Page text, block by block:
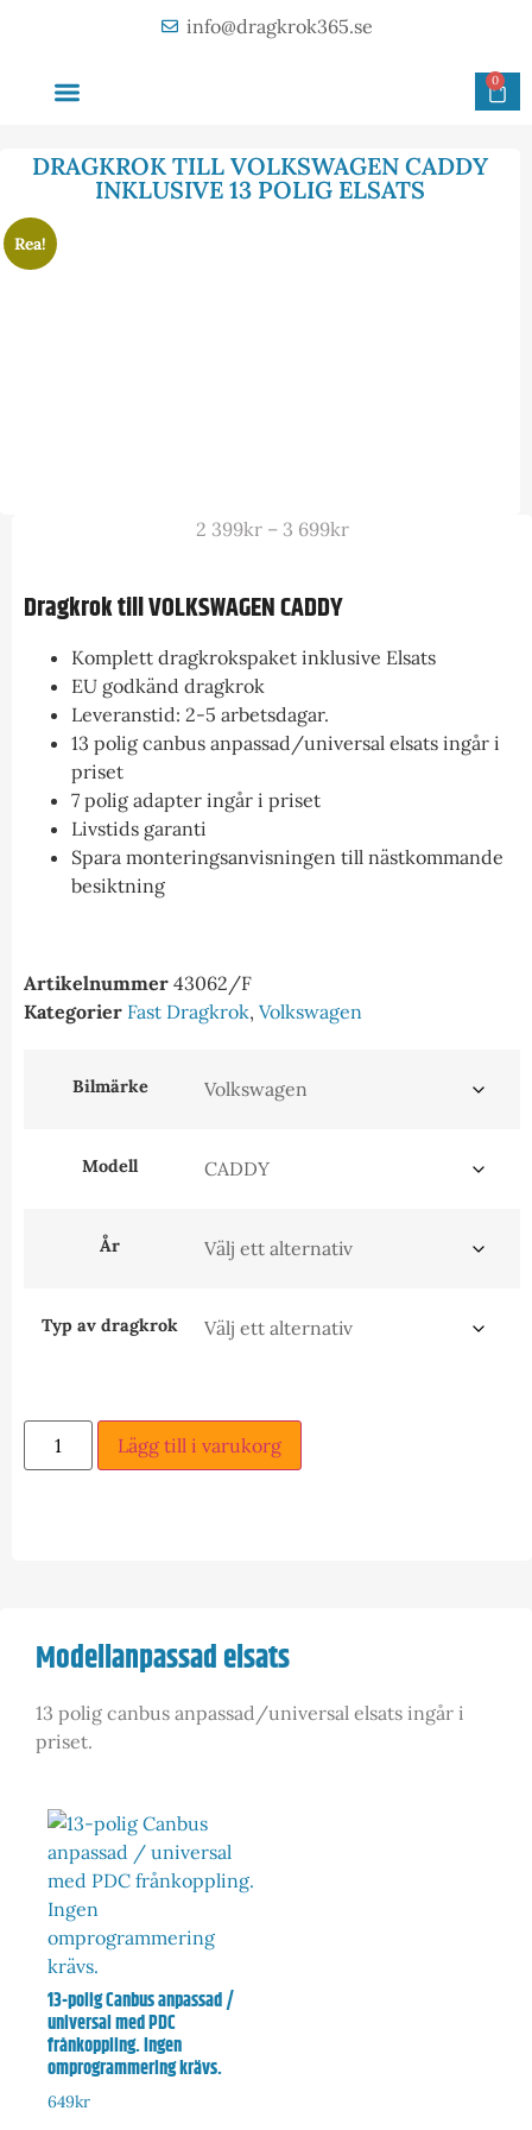
info@dragkrok365.se
0
DRAGKROK TILL VOLKSWAGEN CADDY
INKLUSIVE 13 POLIG ELSATS
Rea!
2 399kr – 3 699kr
Dragkrok till VOLKSWAGEN CADDY
Komplett dragkrokspaket inklusive Elsats
EU godkänd dragkrok
Leveranstid: 2-5 arbetsdagar.
13 polig canbus anpassad/universal elsats ingår i
priset
7 polig adapter ingår i priset
Livstids garanti
Spara monteringsanvisningen till nästkommande
besiktning
Artikelnummer 43062/F
Kategorier Fast Dragkrok, Volkswagen
Bilmärke
Modell
År
Typ av dragkrok
Lägg till i varukorg
Modellanpassad elsats
13 polig canbus anpassad/universal elsats ingår i
priset.
13-polig Canbus anpassad /
universal med PDC
frånkoppling. Ingen
omprogrammering krävs.
649kr